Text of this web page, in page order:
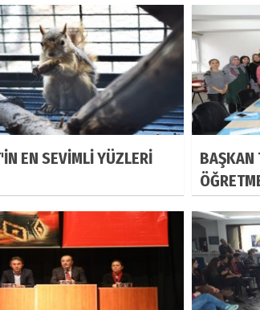
EN SEVİMLİ YÜZLERİ
BAŞKAN